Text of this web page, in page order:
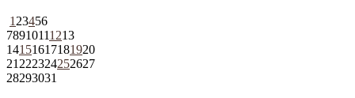
1 23456
78910111213
14151617181920
21 222324252627
28293031